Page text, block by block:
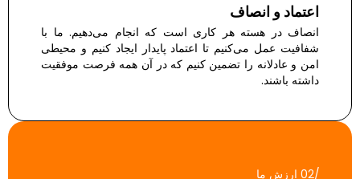
اعتماد و انصاف
انصاف در هسته هر کاری است که انجام می‌دهیم. ما با
شفافیت عمل می‌کنیم تا اعتماد پایدار ایجاد کنیم و محیطی
امن و عادلانه را تضمین کنیم که در آن همه فرصت موفقیت
داشته باشند.